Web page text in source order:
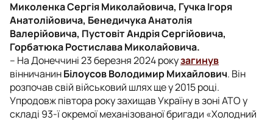
Миколенка Сергія Миколайовича, Гучка Ігоря
Анатолійовича, Бенедичука Анатолія
Валерійовича, Пустовіт Андрія Сергійовича,
Горбатюка Ростислава Миколайовича.
– На Донеччині 23 березня 2024 рокузагинув
вінничанинБілоусов Володимир Михайлович. Він
розпочав свій військовий шлях ще у 2015 році.
Упродовж півтора року захищав Україну в зоні АТО у
складі 93-ї окремої механізованої бригади «Холодний